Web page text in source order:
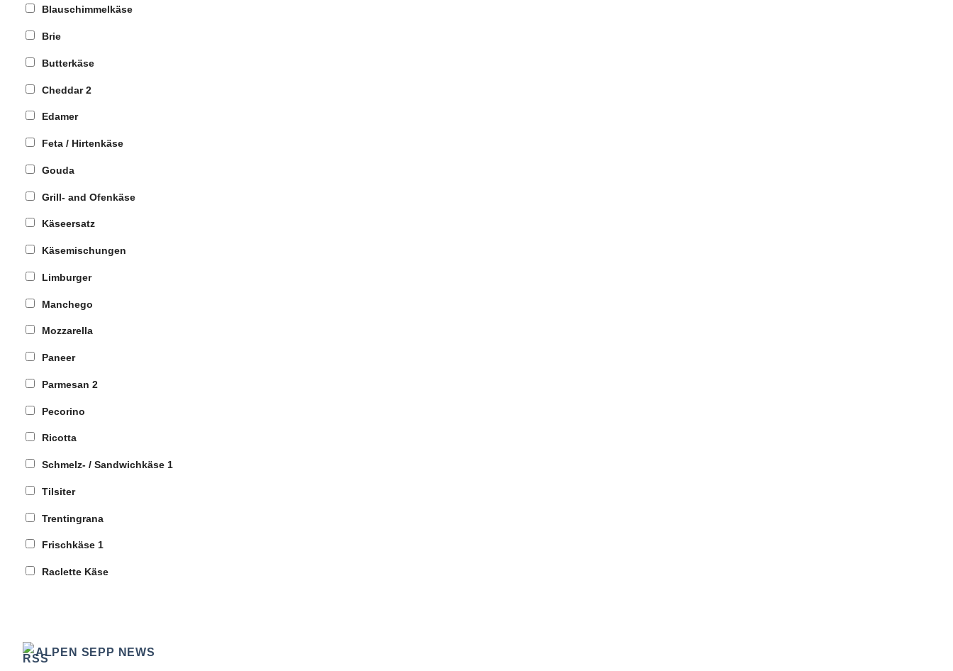
Blauschimmelkäse
Brie
Butterkäse
Cheddar2
Edamer
Feta / Hirtenkäse
Gouda
Grill- and Ofenkäse
Käseersatz
Käsemischungen
Limburger
Manchego
Mozzarella
Paneer
Parmesan 2
Pecorino
Ricotta
Schmelz- / Sandwichkäse 1
Tilsiter
Trentingrana
Frischkäse 1
Raclette Käse
ALPEN SEPP NEWS